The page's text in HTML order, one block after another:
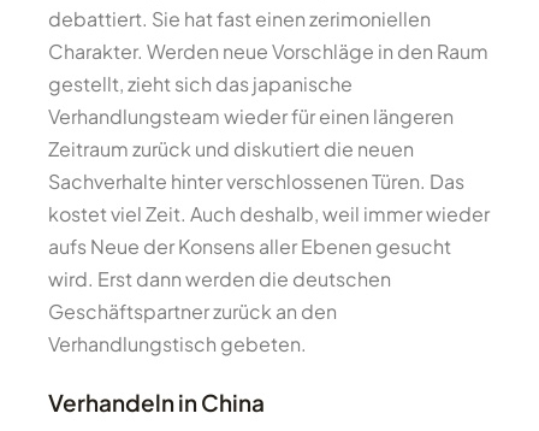
debattiert. Sie hat fast einen zerimoniellen
Charakter. Werden neue Vorschläge in den Raum
gestellt, zieht sich das japanische
Verhandlungsteam wieder für einen längeren
Zeitraum zurück und diskutiert die neuen
Sachverhalte hinter verschlossenen Türen. Das
kostet viel Zeit. Auch deshalb, weil immer wieder
aufs Neue der Konsens aller Ebenen gesucht
wird. Erst dann werden die deutschen
Geschäftspartner zurück an den
Verhandlungstisch gebeten.
Verhandeln in China